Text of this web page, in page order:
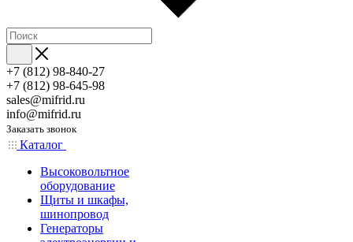
+7 (812) 98-840-27
+7 (812) 98-645-98
sales@mifrid.ru
info@mifrid.ru
Заказать звонок
Каталог
Высоковольтное
оборудование
Щиты и шкафы,
шинопровод
Генераторы